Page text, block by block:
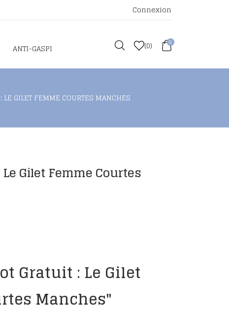
Connexion
ANTI-GASPI (0) 0
LE GILET FEMME COURTES MANCHES
Gilet Femme Courtes
Gratuit : Le Gilet
Manches"